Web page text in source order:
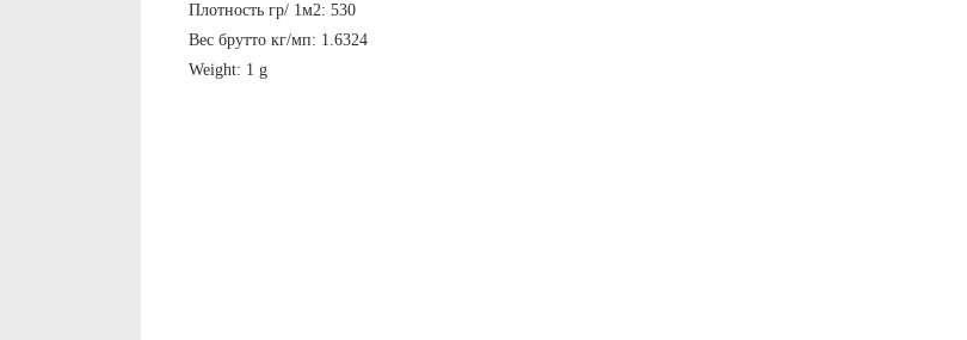
Плотность гр/ 1м2: 530
Вес брутто кг/мп: 1.6324
Weight: 1 g